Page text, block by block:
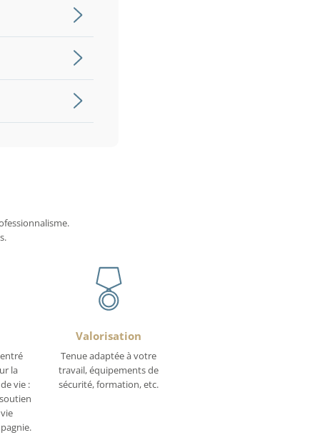
la
vie :
Valorisation
Tenue adaptée à votre
travail, équipements de
sécurité, formation, etc.